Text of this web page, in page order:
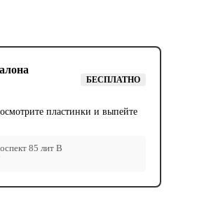
БЕСПЛАТНО
пластинки и выпейте
85 лит В